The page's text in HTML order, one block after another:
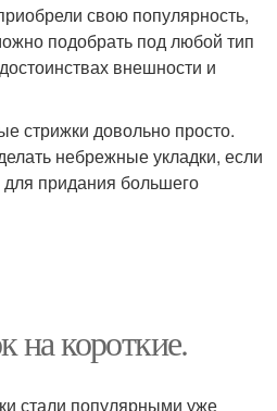
свою популярность,
подобрать под любой тип
внешности и
стрижки довольно просто.
небрежные укладки, если
придания большего
на короткие.
стали популярными уже